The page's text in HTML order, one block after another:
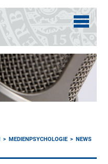
MEDIENPSYCHOLOGIE
NEWS